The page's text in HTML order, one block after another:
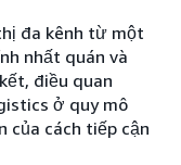
đa kênh từ một
nhất quán và
điều quan
ở quy mô
của cách tiếp cận